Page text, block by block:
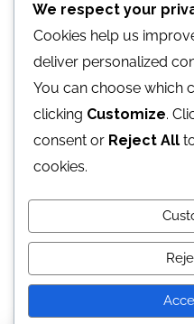
İletişim
Atatürk mahallesi Ertuğrul
bilgi@vacabook.com
. Tüm hakları
saklıdır.
We respect your
Cookies help us
deliver personalized
You can choose which
clicking Customize.
consent or Reject All
cookies.